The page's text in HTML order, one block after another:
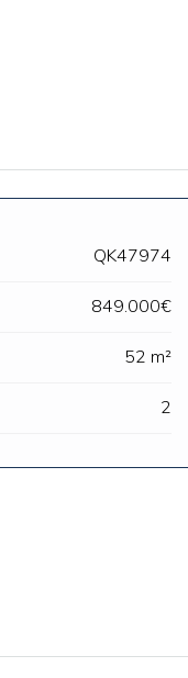
QK47974
849.000€
52 m²
2